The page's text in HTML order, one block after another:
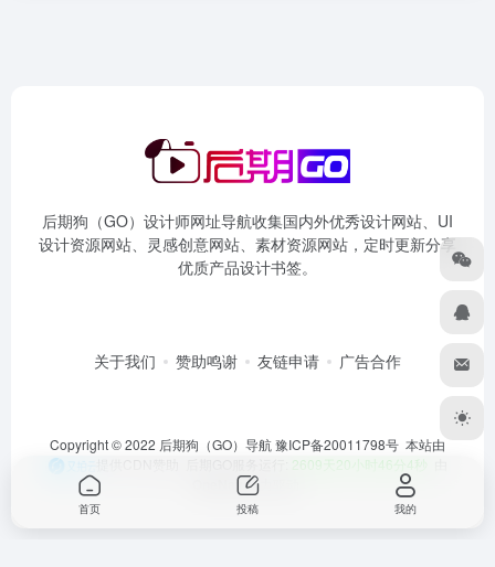
后期狗（GO）设计师网址导航收集国内外优秀设计网站、UI
设计资源网站、灵感创意网站、素材资源网站，定时更新分享
优质产品设计书签。
关于我们 赞助鸣谢 友链申请 广告合作
Copyright © 2022 后期狗（GO）导航豫ICP备20011798号 本站由
2609天20小时46分4秒
OneNav强力驱动
首页 投稿 我的